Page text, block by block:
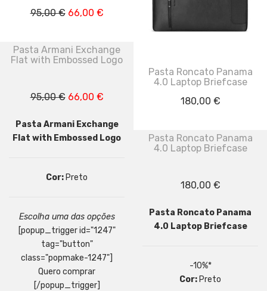
95,00€ O
original
era:
66,00 €O
é:
Pasta Armani Exchange
Flat with Embossed Logo
95,00€ O
original
era:
66,00 €O
atual
é:
Pasta Armani Exchange
Flat with Embossed Logo
Cor: Preto
Escolha uma das opções
[popup_trigger id="1247"
tag="button"
class="popmake-1247"]
Quero comprar
[/popup_trigger]
Pasta Roncato Panama
4.0 Laptop Briefcase
180,00 €
Pasta Roncato Panama
4.0 Laptop Briefcase
180,00 €
Pasta Roncato Panama
4.0 Laptop Briefcase
-10%*
Cor: Preto